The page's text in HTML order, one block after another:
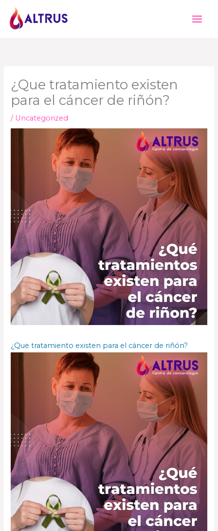
contenido
¿Que tratamiento existen
para el cáncer de riñón?
/ Uncategorized
¿Que tratamiento existen para el cáncer de riñón?